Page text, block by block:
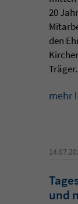
20
den
mehr
und